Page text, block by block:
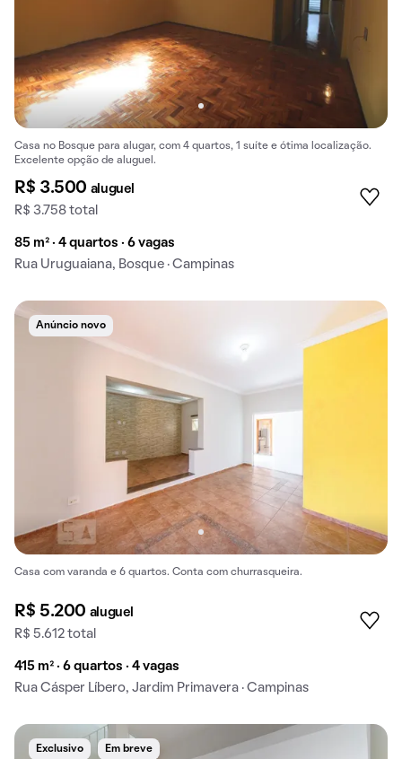
Casa no Bosque para alugar, com 4 quartos, 1 suíte e ótima localização.
Excelente opção de aluguel.
R$ 3.500 aluguel
R$ 3.758 total
85 m² · 4 quartos · 6 vagas
Rua Uruguaiana, Bosque · Campinas
Anúncio novo
Casa com varanda e 6 quartos. Conta com churrasqueira.
R$ 5.200 aluguel
R$ 5.612 total
415 m² · 6 quartos · 4 vagas
Rua Cásper Líbero, Jardim Primavera · Campinas
Exclusivo Em breve